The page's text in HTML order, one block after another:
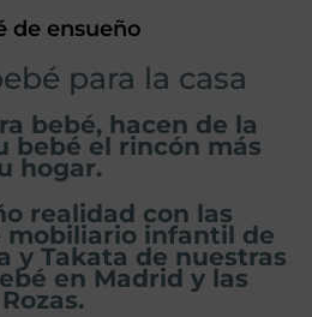
de ensueño
para la casa
bebé, hacen de la
bebé el rincón más
hogar.
realidad con las
mobiliario infantil de
y Takata de nuestras
en Madrid y las
Rozas.